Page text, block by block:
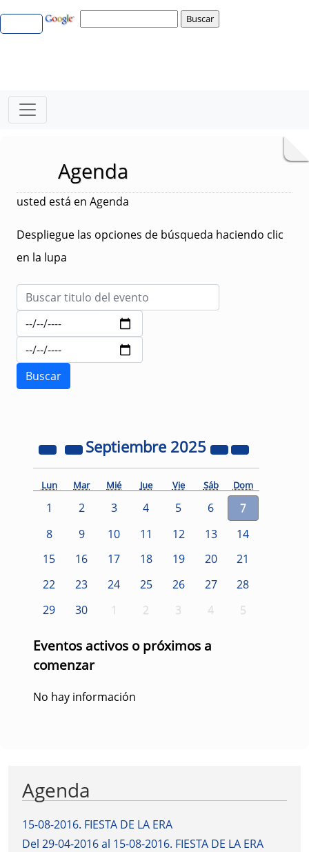
Agenda
usted está en Agenda
Despliegue las opciones de búsqueda haciendo clic
en la lupa
Septiembre 2025
Lun Mar Mié Jue Vie Sáb Dom
1 2 3 4 5 6
7
8
9 10 11 12 13
14
15
16 17 18 19 20
21
22
23 24 25 26 27
28
29
30 1 2 3 4 5
Eventos activos o próximos a
comenzar
No hay información
Agenda
15-08-2016. FIESTA DE LA ERA
Del 29-04-2016 al 15-08-2016. FIESTA DE LA ERA